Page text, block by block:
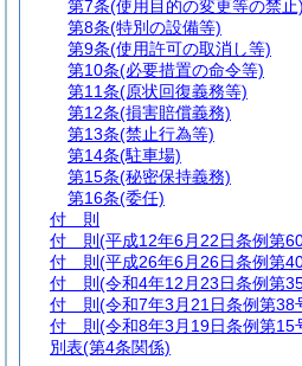
第7条(使用目的の変更等の禁止)
第8条(特別の設備等)
第9条(使用許可の取消し等)
第10条(必要措置の命令等)
第11条(原状回復義務等)
第12条(損害賠償義務)
第13条(禁止行為等)
第14条(駐車場)
第15条(秘密保持義務)
第16条(委任)
付 則
付 則 (平成12年6月22日条例第
付 則 (平成26年6月26日条例第
付 則 (令和4年12月23日条例第
付 則 (令和7年3月21日条例第38
付 則 (令和8年3月19日条例第15
別表(第4条関係)